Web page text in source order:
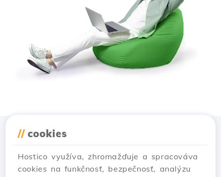
// cookies
Hostico využíva, zhromažďuje a spracováva
cookies na funkčnosť, bezpečnosť, analýzu
Stiahnuť aplikáciu